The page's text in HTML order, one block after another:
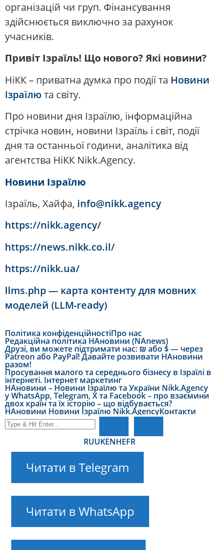
організацій чи груп. Фінансування
здійснюється виключно за рахунок
учасників.
Привіт Ізраїль! Що нового? Які новини?
НіКК – приватна думка про події та Новини
Ізраїлю та світу.
Про новини дня Ізраїлю, інформаційна
стрічка новин, новини Ізраїль і світ, події
дня та останньої години, аналітика від
агентства НіКК Nikk.Agency.
Новини Ізраїлю
Ізраїль, Хайфа, info@nikk.agency
https://nikk.agency/
https://news.nikk.co.il/
https://nikk.ua/
llms.php — карта контенту для мовних
моделей (LLM-ready)
Політика конфіденційностіПро нас
Редакційна політика НАновини (NAnews)
Друзі, ви можете підтримати нас: ₪ або $ — через
Patreon або PayPal! Давайте розвивати НАновини
разом!
Просування малого та середнього бізнесу в Ізраїлі в
інтернеті. Інтернет маркетинг
НАновини – Новини Ізраїлю та України Nikk.Agency
у WhatsApp, Telegram, X та Facebook – про взаємини
двох країн та їх історію – що відбувається?
НАновини Новини Ізраїлю Nikk.AgencyКонтакти
RUUKENHEFR
Читати в Telegram
Читати в WhatsApp